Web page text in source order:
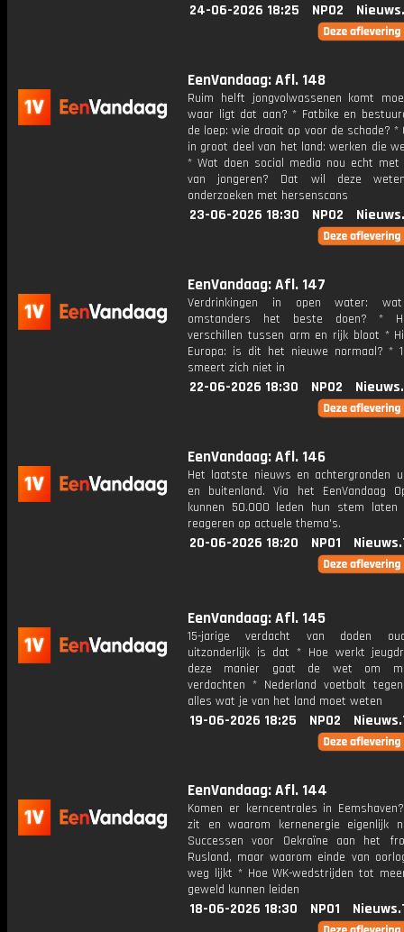
24-06-2026 18:25 NPO2
EenVandaag: Afl. 148
Ruim helft jongvolwassenen komt
waar ligt dat aan? * Fatbike en
de loep: wie draait op voor de schade? *
in groot deel van het land: werken die
* Wat doen social media nou echt
van jongeren? Dat wil deze
onderzoeken met hersenscans
23-06-2026 18:30 NPO2
EenVandaag: Afl. 147
Verdrinkingen in open water:
omstanders het beste doen? *
verschillen tussen arm en rijk bloot *
Europa: is dit het nieuwe normaal? *
smeert zich niet in
22-06-2026 18:30 NPO2
EenVandaag: Afl. 146
Het laatste nieuws en achtergronden
en buitenland. Via het EenVandaag
kunnen 50.000 leden hun stem laten
reageren op actuele thema's.
20-06-2026 18:20 NPO1
EenVandaag: Afl. 145
15-jarige verdacht van doden
uitzonderlijk is dat * Hoe werkt
deze manier gaat de wet om
verdachten * Nederland voetbalt
alles wat je van het land moet weten
19-06-2026 18:25 NPO2
EenVandaag: Afl. 144
Komen er kerncentrales in
zit en waarom kernenergie eigenlijk
Successen voor Oekraïne aan het
Rusland, maar waarom einde van
weg lijkt * Hoe WK-wedstrijden tot
geweld kunnen leiden
18-06-2026 18:30 NPO1